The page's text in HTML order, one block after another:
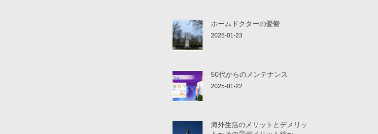
ホームドクターの憂鬱
2025-01-23
50代からのメンテナンス
2025-01-22
海外生活のメリットとデメリッ